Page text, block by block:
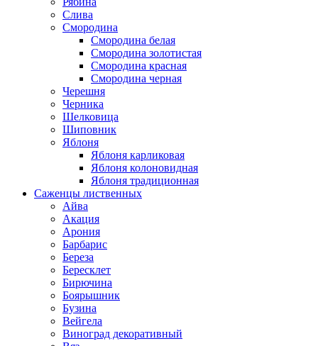
Слива
Смородина
Смородина белая
Смородина золотистая
Смородина красная
Смородина черная
Черешня
Черника
Шелковица
Шиповник
Яблоня
Яблоня карликовая
Яблоня колоновидная
Яблоня традиционная
Саженцы лиственных
Айва
Акация
Арония
Барбарис
Береза
Бересклет
Бирючина
Боярышник
Бузина
Вейгела
Виноград декоративный